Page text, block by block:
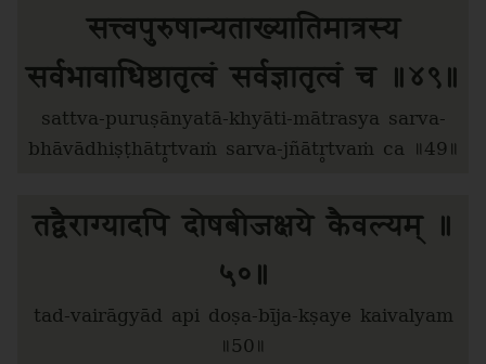
सत्त्वपुरुषान्यताख्यातिमात्रस्य
सर्वभावाधिष्ठातृत्वं सर्वज्ञातृत्वं च ॥४९॥
sattva-puruṣānyatā-khyāti-mātrasya sarva-
bhāvādhiṣṭhātr̥tvaṁ sarva-jñātr̥tvaṁ ca ॥49॥
तद्वैराग्यादपि दोषबीजक्षये कैवल्यम् ॥
५०॥
tad-vairāgyād api doṣa-bīja-kṣaye kaivalyam
॥50॥